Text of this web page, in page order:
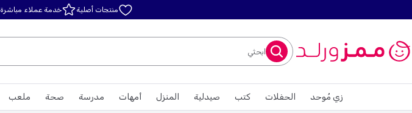
منتجات أصلية خدمة عملاء مباشرة 24/7
ابحثي
ملعب صحة مدرسة أمهات المنزل صيدلية كتب الحفلات زي مُوحد